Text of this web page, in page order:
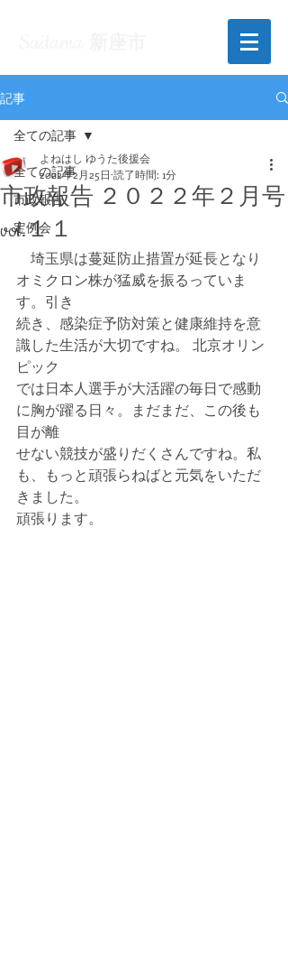
記事
全ての記事
市政報告
定例会
全ての記事
市政報告 ２０２２年２月号
vol.１１
よねはし ゆうた後援会
2022年2月25日 読了時間: 1分
埼玉県は蔓延防止措置が延長となり
オミクロン株が猛威を振るっていま
す。引き
続き、感染症予防対策と健康維持を意
識した生活が大切ですね。 北京オリン
ピック
では日本人選手が大活躍の毎日で感動
に胸が躍る日々。まだまだ、この後も
目が離
せない競技が盛りだくさんですね。私
も、もっと頑張らねばと元気をいただ
きました。
頑張ります。